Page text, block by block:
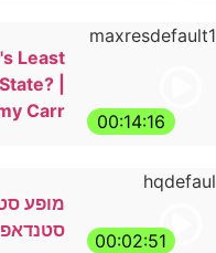
00:14:16
Least
|
Carr
00:02:51
מופע